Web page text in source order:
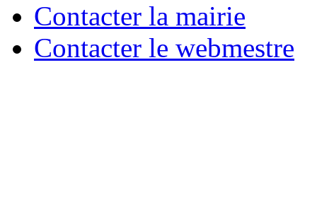
Contacter la mairie
Contacter le webmestre